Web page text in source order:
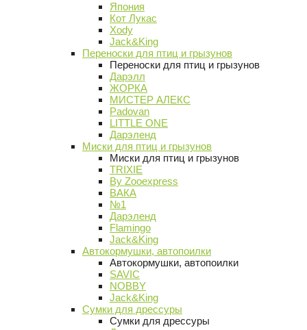
Япония
Кот Лукас
Xody
Jack&King
Переноски для птиц и грызунов
Переноски для птиц и грызунов
Дарэлл
ЖОРКА
МИСТЕР АЛЕКС
Padovan
LITTLE ONE
Дарэленд
Миски для птиц и грызунов
Миски для птиц и грызунов
TRIXIE
By Zooexpress
ВАКА
№1
Дарэленд
Flamingo
Jack&King
Автокормушки, автопоилки
Автокормушки, автопоилки
SAVIC
NOBBY
Jack&King
Сумки для дрессуры
Сумки для дрессуры